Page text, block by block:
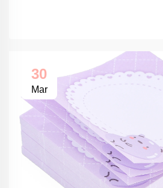
30
Mar